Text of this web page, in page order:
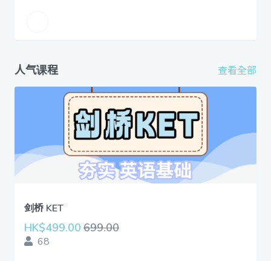
人气课程 查看全部
剑桥 KET
HK$499.00 699.00
68